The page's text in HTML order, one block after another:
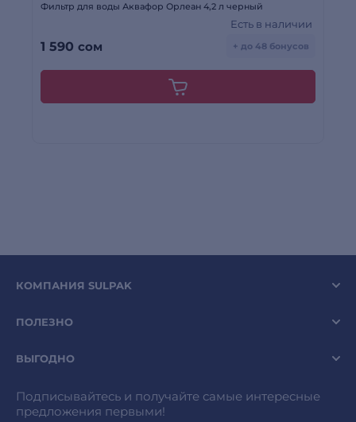
Фильтр для воды Аквафор Орлеан 4,2 л черный
1 590 сом
Есть в наличии
+ до 48 бонусов
КОМПАНИЯ SULPAK
ПОЛЕЗНО
ВЫГОДНО
Подписывайтесь и получайте самые интересные
предложения первыми!